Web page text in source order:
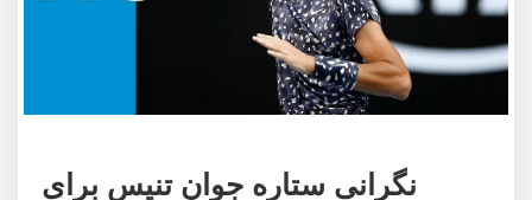
م
و
ز
نگرانی ستاره جوان تنیس برای